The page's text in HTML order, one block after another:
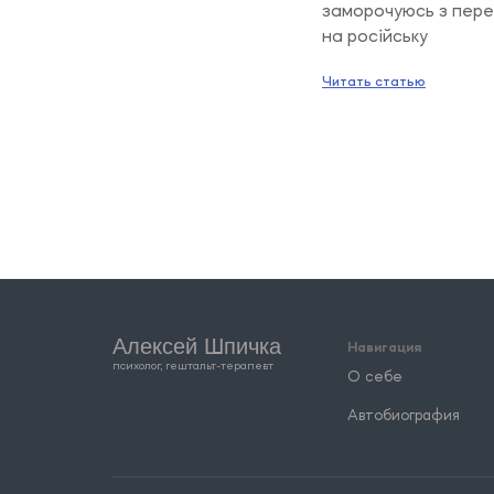
заморочуюсь з
на російську
Читать статью
Алексей Шпичка
психолог, гештальт-терапевт
Навигация
О себе
Автобиография